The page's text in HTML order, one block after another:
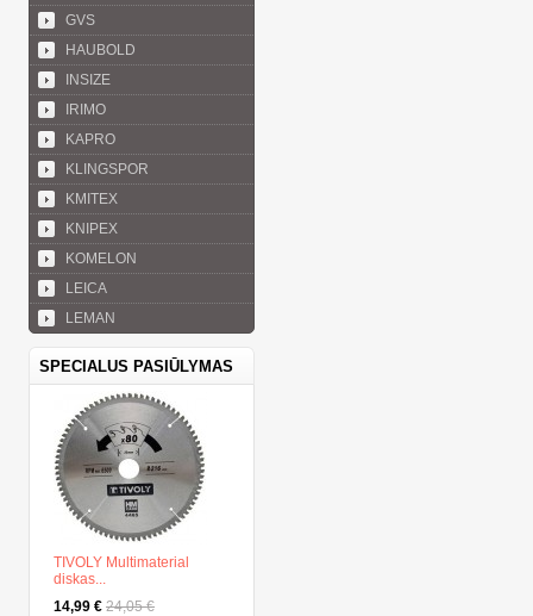
GVS
HAUBOLD
INSIZE
IRIMO
KAPRO
KLINGSPOR
KMITEX
KNIPEX
KOMELON
LEICA
LEMAN
SPECIALUS PASIŪLYMAS
TIVOLY Multimaterial
diskas...
14,99 € 24,05 €